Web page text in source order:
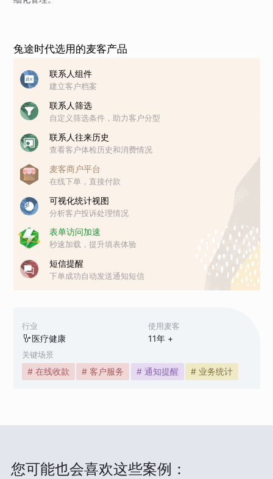
行业
医疗健康
使用麦客
11年 +
关键场景
# 在线收款 # 客户服务 # 通知提醒 # 业务统计
兔途时代选用的麦客产品
联系人组件
建立客户档案
联系人筛选
自定义筛选条件，助力客户分型
联系人往来历史
查看客户体检历史和消费情况
麦客商户平台
在线下单，直接付款
可视化统计视图
分析客户投诉处理情况
表单访问加速
秒速加载，提升填表体验
短信提醒
下单成功自动发送通知短信
您可能也会喜欢这些案例：